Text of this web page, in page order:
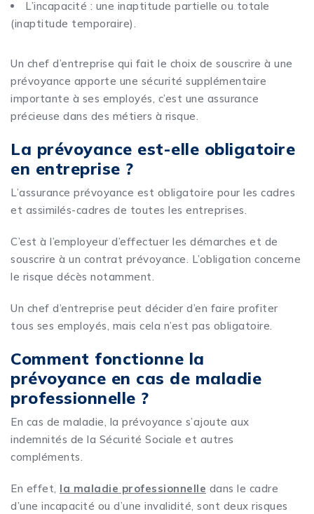
L’incapacité : une inaptitude partielle ou totale
(inaptitude temporaire).
Un chef d’entreprise qui fait le choix de souscrire à une
prévoyance apporte une sécurité supplémentaire
importante à ses employés, c’est une assurance
précieuse dans des métiers à risque.
La prévoyance est-elle obligatoire
en entreprise ?
L’assurance prévoyance est obligatoire pour les cadres
et assimilés-cadres de toutes les entreprises.
C’est à l’employeur d’effectuer les démarches et de
souscrire à un contrat prévoyance. L’obligation concerne
le risque décès notamment.
Un chef d’entreprise peut décider d’en faire profiter
tous ses employés, mais cela n’est pas obligatoire.
Comment fonctionne la
prévoyance en cas de maladie
professionnelle ?
En cas de maladie, la prévoyance s’ajoute aux
indemnités de la Sécurité Sociale et autres
compléments.
En effet, la maladie professionnelle dans le cadre
d’une incapacité ou d’une invalidité, sont deux risques